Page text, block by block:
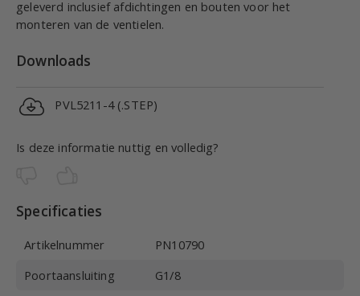
geleverd inclusief afdichtingen en bouten voor het
monteren van de ventielen.
Downloads
PVL5211-4 (.STEP)
Is deze informatie nuttig en volledig?
Specificaties
Artikelnummer
PN10790
Poortaansluiting
G1/8